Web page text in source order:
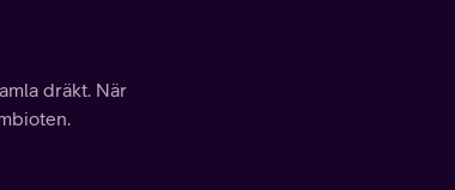
dräkt. När